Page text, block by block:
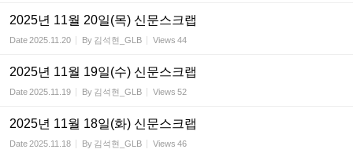
2025년 11월 20일(목) 신문스크랩
Date2025.11.20 By 김석현_GLB Views 44
2025년 11월 19일(수) 신문스크랩
Date2025.11.19 By 김석현_GLB Views 52
2025년 11월 18일(화) 신문스크랩
Date2025.11.18 By 김석현_GLB Views 46